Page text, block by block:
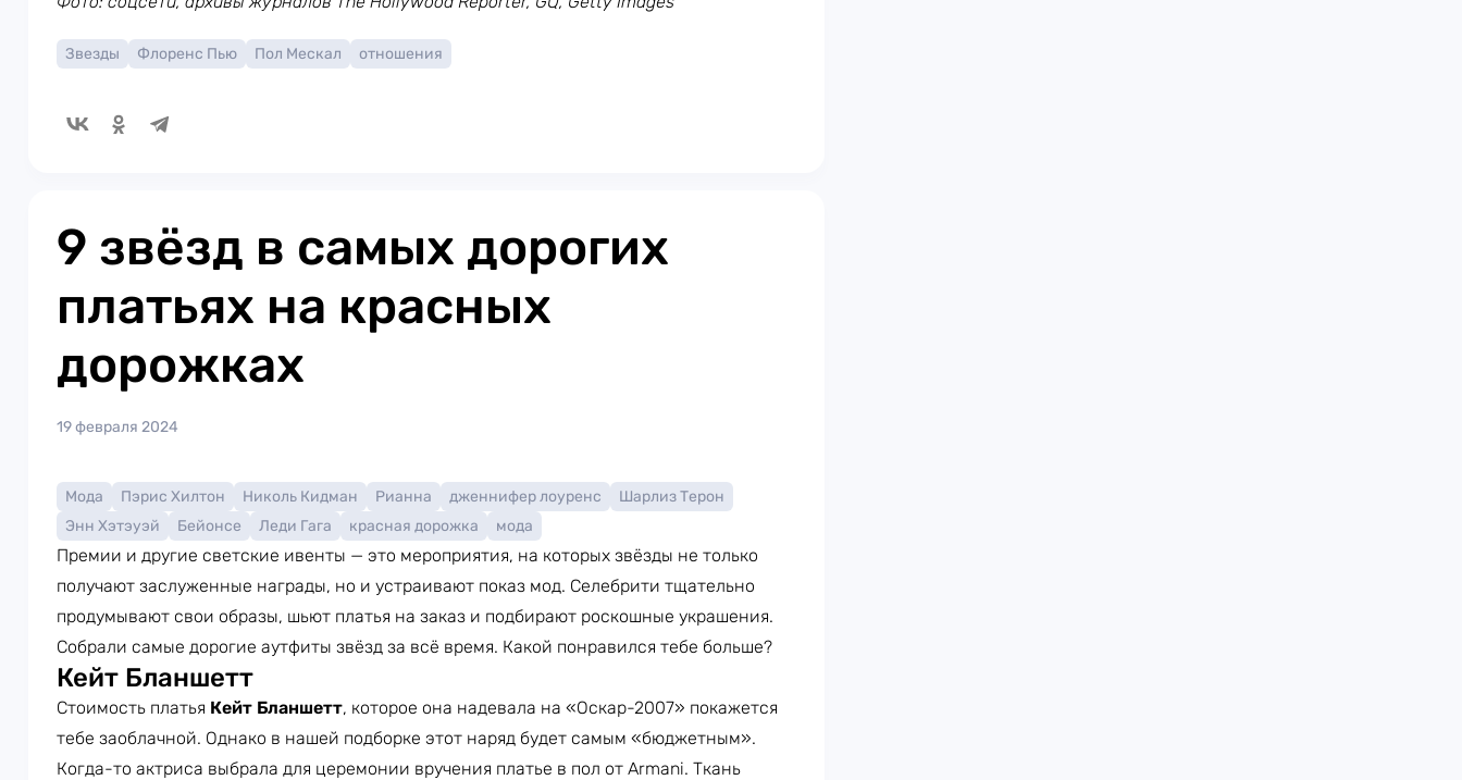
Звезды Флоренс Пью Пол Мескал отношения
9 звёзд в самых дорогих
платьях на красных
дорожках
19 февраля 2024
Мода Пэрис Хилтон Николь Кидман Рианна дженнифер лоуренс
Шарлиз Терон
Энн Хэтэуэй
Бейонсе Леди Гага красная дорожка мода
Премии и другие светские ивенты — это мероприятия, на которых звёзды не только
получают заслуженные награды, но и устраивают показ мод. Селебрити тщательно
продумывают свои образы, шьют платья на заказ и подбирают роскошные украшения.
Собрали самые дорогие аутфиты звёзд за всё время. Какой понравился тебе больше?
Кейт Бланшетт
Стоимость платья Кейт Бланшетт, которое она надевала на «Оскар-2007» покажется
тебе заоблачной. Однако в нашей подборке этот наряд будет самым «бюджетным».
Когда-то актриса выбрала для церемонии вручения платье в пол от Armani. Ткань